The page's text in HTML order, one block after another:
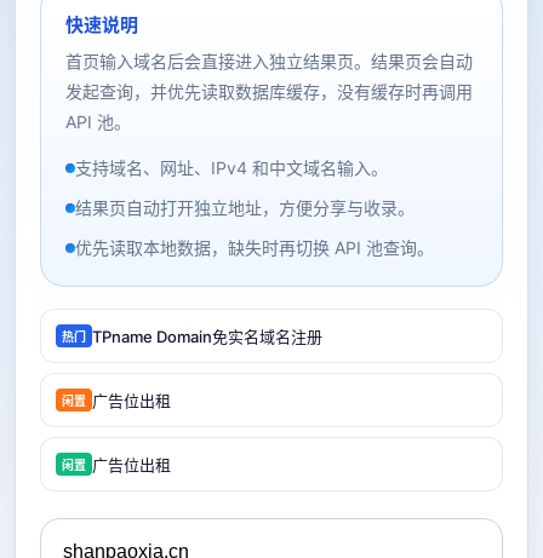
快速说明
首页输入域名后会直接进入独立结果页。结果页会自动
发起查询，并优先读取数据库缓存，没有缓存时再调用
API 池。
支持域名、网址、IPv4 和中文域名输入。
结果页自动打开独立地址，方便分享与收录。
优先读取本地数据，缺失时再切换 API 池查询。
热门 TPname Domain免实名域名注册
闲置 广告位出租
闲置 广告位出租